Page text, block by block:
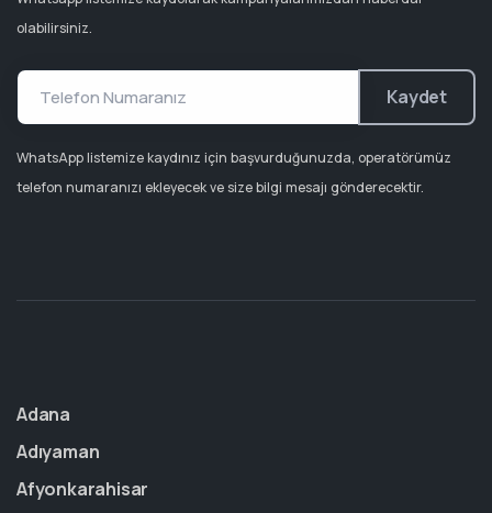
olabilirsiniz.
Kaydet
WhatsApp listemize kaydınız için başvurduğunuzda, operatörümüz
telefon numaranızı ekleyecek ve size bilgi mesajı gönderecektir.
Adana
Adıyaman
Afyonkarahisar